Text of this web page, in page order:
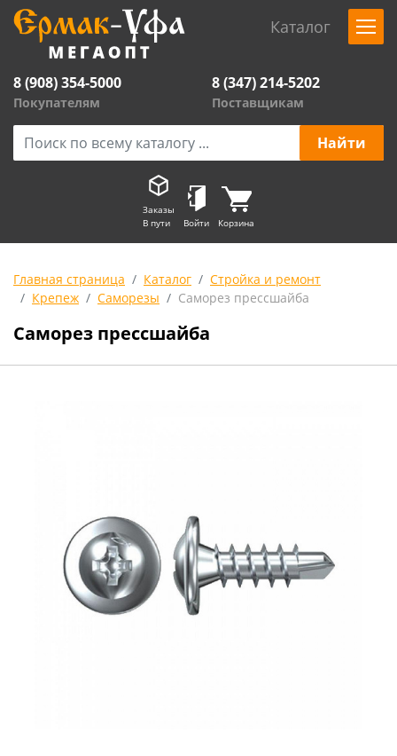
Каталог
8 (908) 354-5000
Покупателям
8 (347) 214-5202
Поставщикам
Заказы
В пути
Войти Корзина
Главная страница Каталог
Стройка и ремонт
Крепеж
Саморезы Саморез прессшайба
Саморез прессшайба